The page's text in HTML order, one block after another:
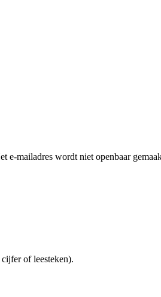
e-mailadres wordt niet openbaar
of leesteken).